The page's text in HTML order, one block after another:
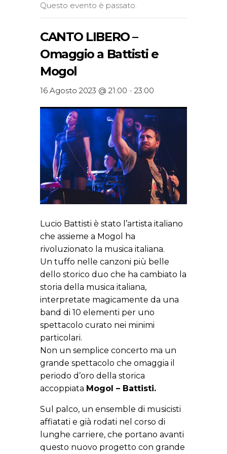
Questo evento è passato.
CANTO LIBERO –
Omaggio a Battisti e
Mogol
16 Agosto 2023 @ 21:00 - 23:00
Lucio Battisti è stato l’artista italiano
che assieme a Mogol ha
rivoluzionato la musica italiana.
Un tuffo nelle canzoni più belle
dello storico duo che ha cambiato la
storia della musica italiana,
interpretate magicamente da una
band di 10 elementi per uno
spettacolo curato nei minimi
particolari.
Non un semplice concerto ma un
grande spettacolo che omaggia il
periodo d’oro della storica
accoppiata Mogol – Battisti.
Sul palco, un ensemble di musicisti
affiatati e già rodati nel corso di
lunghe carriere, che portano avanti
questo nuovo progetto con grande